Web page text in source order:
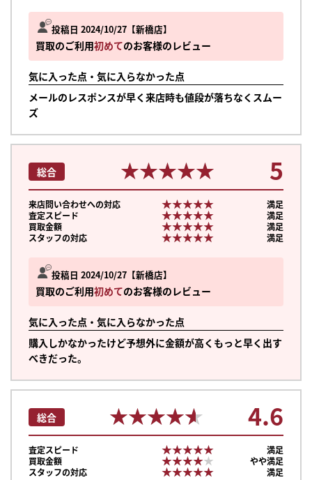
投稿日 2024/10/27 新橋店
買取のご利用初めてのお客様のレビュー
気に入った点・気に入らなかった点
メールのレスポンスが早く来店時も値段が落ちなくスムー
ズ
投稿日 2024/10/27 新橋店
買取のご利用初めてのお客様のレビュー
気に入った点・気に入らなかった点
購入しかなかったけど予想外に金額が高くもっと早く出す
べきだった。
総合 ★★★★★
★★★★★ 5
来店問い合わせへの対応 ★★★★★
★★★★★
満足
査定スピード
★★★★★
★★★★★
満足
買取金額
★★★★★
★★★★★
満足
スタッフの対応
★★★★★
★★★★★ 満足
総合 ★★★★★
★★★★★ 4.6
査定スピード ★★★★★
★★★★★
満足
買取金額
★★★★★
★★★★★
やや満足
スタッフの対応
★★★★★
★★★★★ 満足